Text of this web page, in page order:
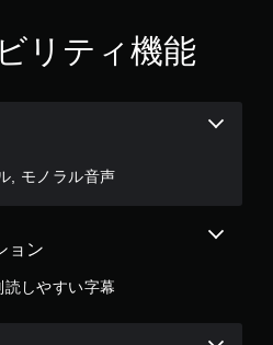
リティ機能
, モノラル音声
ョン
しやすい字幕